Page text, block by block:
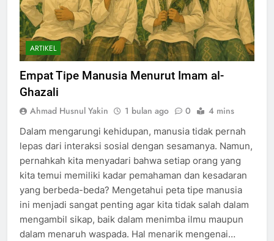
ARTIKEL
Empat Tipe Manusia Menurut Imam al-
Ghazali
Ahmad Husnul Yakin 1 bulan ago 0 4 mins
Dalam mengarungi kehidupan, manusia tidak pernah
lepas dari interaksi sosial dengan sesamanya. Namun,
pernahkah kita menyadari bahwa setiap orang yang
kita temui memiliki kadar pemahaman dan kesadaran
yang berbeda-beda? Mengetahui peta tipe manusia
ini menjadi sangat penting agar kita tidak salah dalam
mengambil sikap, baik dalam menimba ilmu maupun
dalam menaruh waspada. Hal menarik mengenai…